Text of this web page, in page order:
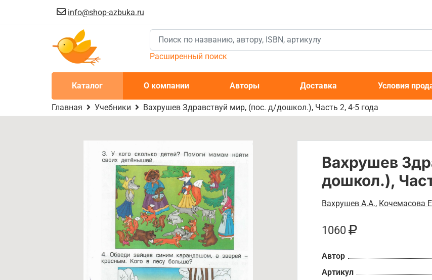
info@shop-azbuka.ru
Расширенный поиск
Каталог О компании Авторы Доставка Условия
Главная Учебники Вахрушев Здравствуй мир, (пос. д/дошкол.), Часть 2, 4-5 года
Вахрушев
дошкол.),
Вахрушев А.А., Кочемасова
1060
Автор
Артикул